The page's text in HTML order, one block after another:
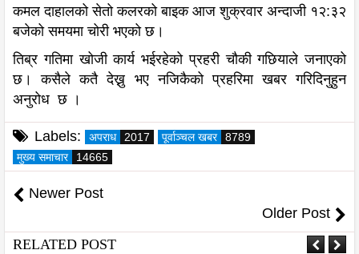
कमल दाहालको सेतो कलरको बाइक आज शुक्रवार अन्दाजी १२:३२
बजेको समयमा चोरी भएको छ।
तिब्र गतिमा खोजी कार्य भईरहेको प्रहरी चौकी गछियाले जनाएको
छ। कसैले कतै देख्नु भए नजिकैको प्रहरिमा खबर गरिदिनुहुन
अनुरोध छ ।
Labels: अपराध 2017 पूर्वाञ्चल खबर
8789
मुख्य समाचार
14665
Newer Post
Older Post
RELATED POST